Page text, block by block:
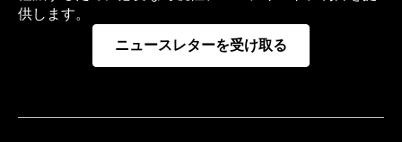
供します。
ニュースレターを受け取る